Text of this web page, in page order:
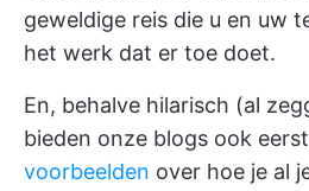
geweldige reis die u en uw
het werk dat er toe doet.
En, behalve hilarisch (al
bieden onze blogs ook
voorbeelden over hoe je al